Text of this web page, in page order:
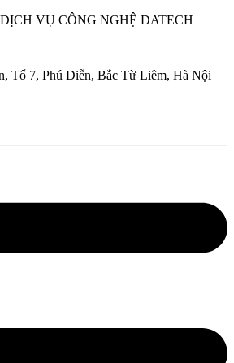
VỤ CÔNG NGHỆ DATECH
Tổ 7, Phú Diễn, Bắc Từ Liêm, Hà Nội